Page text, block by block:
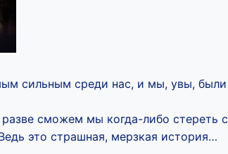
сильным среди нас, и мы, увы, были
сможем мы когда-либо стереть с
это страшная, мерзкая история…